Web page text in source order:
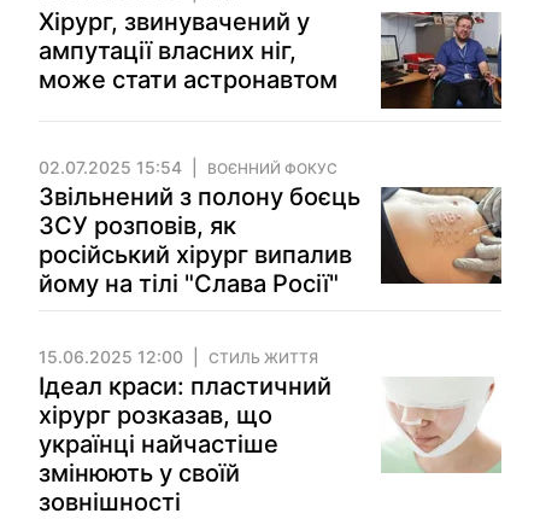
Хірург, звинувачений у
ампутації власних ніг,
може стати астронавтом
02.07.2025 15:54 ВОЄННИЙ ФОКУС
Звільнений з полону боєць
ЗСУ розповів, як
російський хірург випалив
йому на тілі "Слава Росії"
15.06.2025 12:00 СТИЛЬ ЖИТТЯ
Ідеал краси: пластичний
хірург розказав, що
українці найчастіше
змінюють у своїй
зовнішності